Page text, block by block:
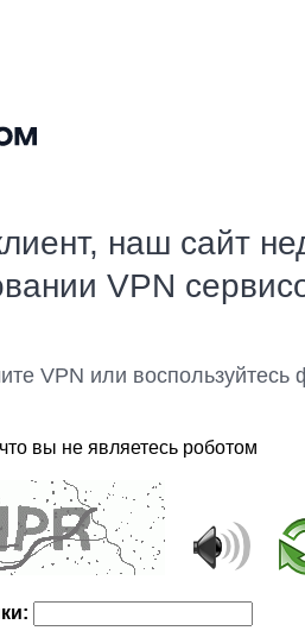
наш сайт
VPN
VPN или
вы не являетесь роботом